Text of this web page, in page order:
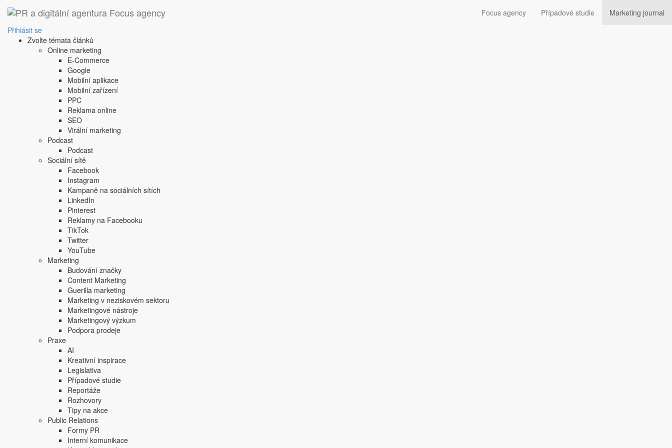
Focus agency Případové studie
Marketing journal
Přihlásit se
Zvolte témata článků
Online marketing
E-Commerce
Google
Mobilní aplikace
Mobilní zařízení
PPC
Reklama online
SEO
Virální marketing
Podcast
Podcast
Sociální sítě
Facebook
Instagram
Kampaně na sociálních sítích
LinkedIn
Pinterest
Reklamy na Facebooku
TikTok
Twitter
YouTube
Marketing
Budování značky
Content Marketing
Guerilla marketing
Marketing v neziskovém sektoru
Marketingové nástroje
Marketingový výzkum
Podpora prodeje
Praxe
AI
Kreativní inspirace
Legislativa
Případové studie
Reportáže
Rozhovory
Tipy na akce
Public Relations
Formy PR
Interní komunikace
1. 10. 2008
teorie vnímání, kdy se rozdílový práh mění v závislosti na velikosti podnětu, pokud je intenzita podnětu vyšší, rozlišovací schopnost smyslových orgánů se snižuje
teorie vnímání, kdy se rozdílový práh mění v závislosti na velikosti podnětu, pokud je intenzita podnětu vyšší, rozlišovací schopnost smyslových orgánů se snižuje
Sdílejte tento článek:
Podobné články:
cross promotion
paměť
Copyright © 2004-2020 Focus Agency, s.r.o. Plné znění licenčních podmínek. ISSN
Jakékoliv publikování, přebírání nebo šíření obsahu je bez písemného souhlasu
Focus Agency, s.r.o. zakázáno.